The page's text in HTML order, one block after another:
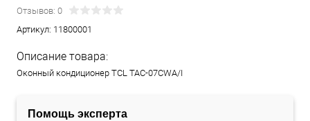
Отзывов: 0
Артикул: 11800001
Описание товара:
Оконный кондиционер TCL TAC-07CWA/I
Помощь эксперта